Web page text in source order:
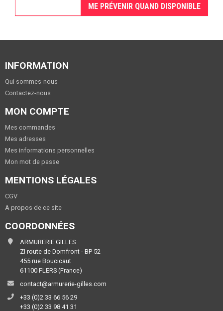
ME PRÉVENIR QUAND DISPONIBLE
INFORMATION
Qui sommes-nous
Contactez-nous
MON COMPTE
Mes commandes
Mes adresses
Mes informations personnelles
Mon mot de passe
MENTIONS LÉGALES
CGV
A propos de ce site
COORDONNÉES
ARMURERIE GILLES
ZI route de Domfront - BP 52
455 rue Boucicaut
61100 FLERS (France)
contact@armurerie-gilles.com
+33 (0)2 33 66 56 29
+33 (0)2 33 98 41 31